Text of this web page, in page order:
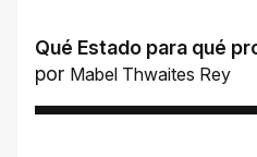
Qué Estado para qué
por Mabel Thwaites Rey